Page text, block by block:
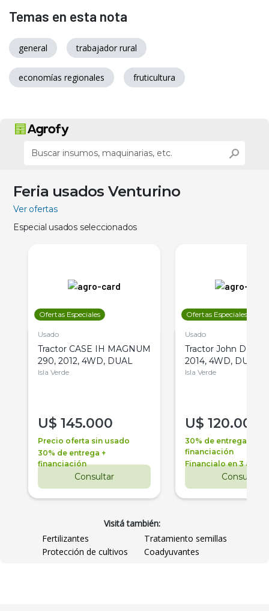
Temas en esta nota
general trabajador rural
economías regionales fruticultura
Feria usados Venturino
Ver ofertas
Especial usados seleccionados
Ofertas Especiales
Usado
Tractor CASE IH MAGNUM
290, 2012, 4WD, DUAL
Isla Verde
U$ 145.000
Precio oferta sin usado
30% de entrega +
financiación
Consultar
Ofertas Especiales
Usado
Tractor John Deere
2014, 4WD, DUAL
Isla Verde
U$ 120.000
30% de entrega +
financiación
Financialo en 3 años
Consultar
Visitá también:
Fertilizantes
Tratamiento semillas
Protección de cultivos
Coadyuvantes